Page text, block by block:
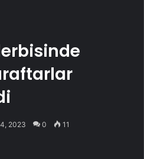
2023 0 11